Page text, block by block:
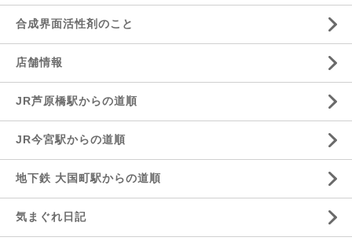
合成界面活性剤のこと
店舗情報
JR芦原橋駅からの道順
JR今宮駅からの道順
地下鉄 大国町駅からの道順
気まぐれ日記